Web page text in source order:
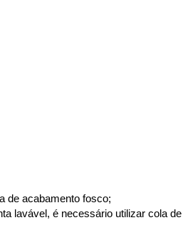
de acabamento fosco;
lavável, é necessário utilizar cola